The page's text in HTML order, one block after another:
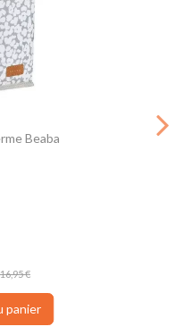
Beaba
16,95 €
Blossom
Clouds
panier